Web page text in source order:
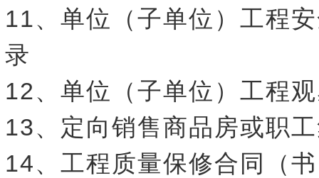
11、单位（子单位）工程
录
12、单位（子单位）工程
13、定向销售商品房或职
14、工程质量保修合同（